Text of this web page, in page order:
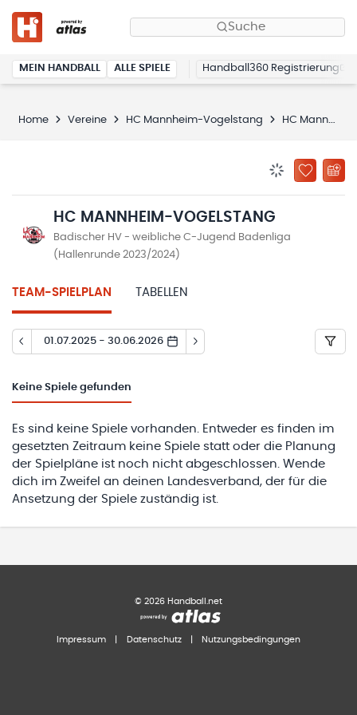
Suche
MEIN HANDBALL ALLE SPIELE Handball360 Registrierung
Home Vereine HC Mannheim-Vogelstang HC Mannheim-Vogelstang
ZU
HC MANNHEIM-VOGELSTANG
Badischer HV - weibliche C-Jugend Badenliga
(Hallenrunde 2023/2024)
TEAM-SPIELPLAN TABELLEN
01.07.2025 - 30.06.2026
Keine Spiele gefunden
Es sind keine Spiele vorhanden. Entweder es finden im
gesetzten Zeitraum keine Spiele statt oder die Planung
der Spielpläne ist noch nicht abgeschlossen. Wende
dich im Zweifel an deinen Landesverband, der für die
Ansetzung der Spiele zuständig ist.
© 2026 Handball.net
Impressum Datenschutz Nutzungsbedingungen